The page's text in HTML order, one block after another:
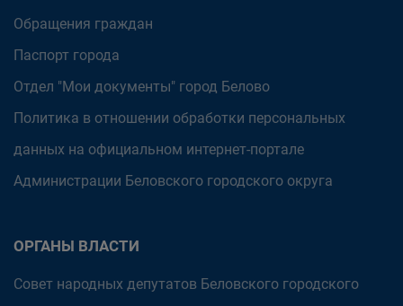
Обращения граждан
Паспорт города
Отдел "Мои документы" город Белово
Политика в отношении обработки персональных
данных на официальном интернет-портале
Администрации Беловского городского округа
ОРГАНЫ ВЛАСТИ
Совет народных депутатов Беловского городского